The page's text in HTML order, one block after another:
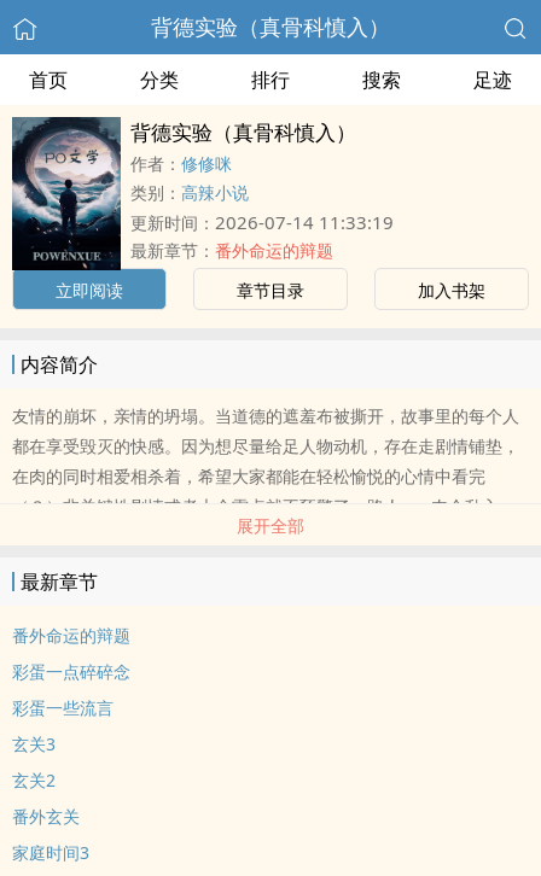
背德实验（真骨科慎入）
首页 分类 排行 搜索 足迹
背德实验（真骨科慎入）
作者： 修修咪
类别： 高辣小说
更新时间： 2026-07-14 11:33:19
最新章节： 番外命运的辩题
立即阅读
章节目录 加入书架
内容简介
友情的崩坏，亲情的坍塌。当道德的遮羞布被撕开，故事里的每个人
都在享受毁灭的快感。因为想尽量给足人物动机，存在走剧情铺垫，
在肉的同时相爱相杀着，希望大家都能在轻松愉悦的心情中看完
（？）非关键性剧情或者大众雷点就不预警了。路人npc肉会乱入，
展开全部
最新章节
番外命运的辩题
彩蛋一点碎碎念
彩蛋一些流言
玄关3
玄关2
番外玄关
家庭时间3